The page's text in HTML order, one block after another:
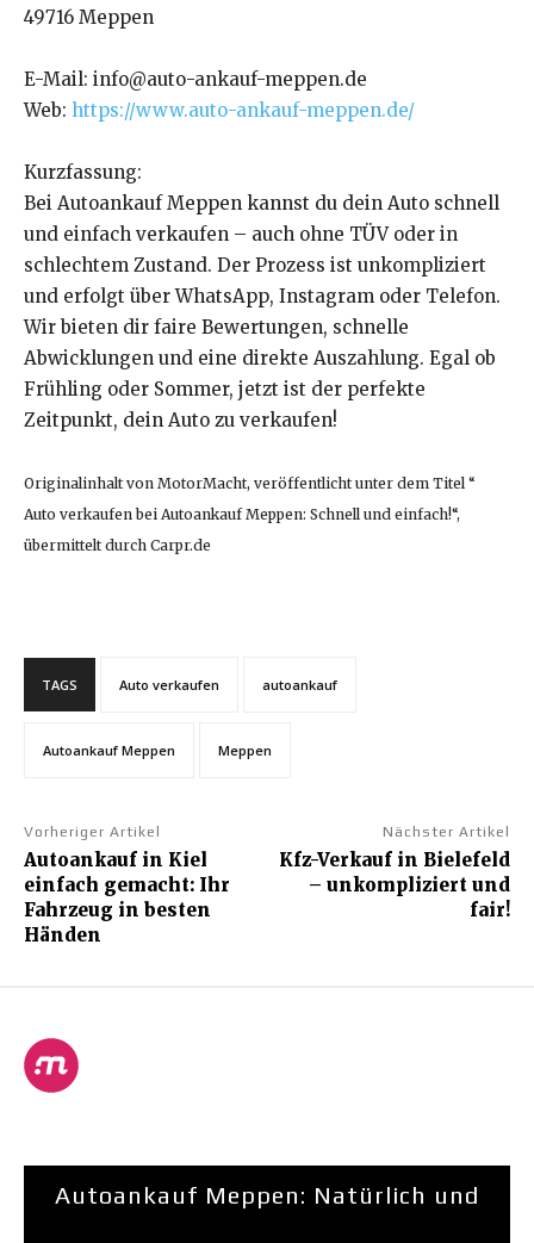
49716 Meppen
E-Mail: info@auto-ankauf-meppen.de
Web: https://www.auto-ankauf-meppen.de/
Kurzfassung:
Bei Autoankauf Meppen kannst du dein Auto schnell
und einfach verkaufen – auch ohne TÜV oder in
schlechtem Zustand. Der Prozess ist unkompliziert
und erfolgt über WhatsApp, Instagram oder Telefon.
Wir bieten dir faire Bewertungen, schnelle
Abwicklungen und eine direkte Auszahlung. Egal ob
Frühling oder Sommer, jetzt ist der perfekte
Zeitpunkt, dein Auto zu verkaufen!
Originalinhalt von MotorMacht, veröffentlicht unter dem Titel “
Auto verkaufen bei Autoankauf Meppen: Schnell und einfach!“,
übermittelt durch Carpr.de
TAGS Auto verkaufen autoankauf
Autoankauf Meppen Meppen
Vorheriger Artikel
Autoankauf in Kiel
einfach gemacht: Ihr
Fahrzeug in besten
Händen
Nächster Artikel
Kfz-Verkauf in Bielefeld
– unkompliziert und
fair!
Autoankauf Meppen: Natürlich und